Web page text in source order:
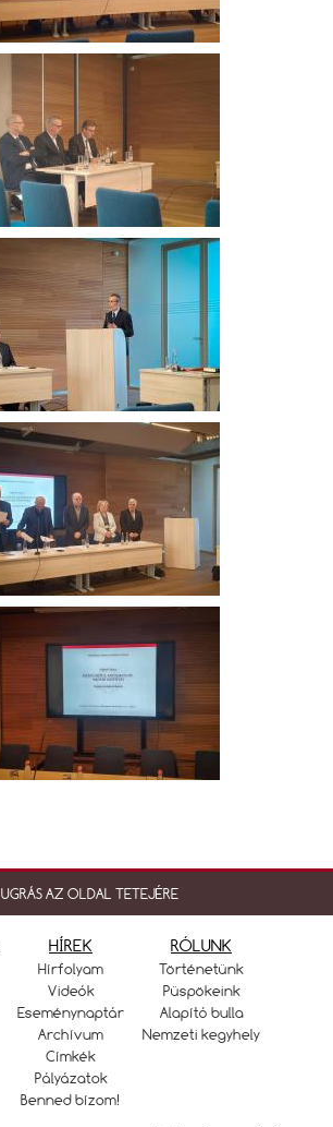
UGRÁS AZ OLDAL TETEJÉRE
HÍREK
Hírfolyam
Videók
Eseménynaptár
Archívum
Címkék
Pályázatok
Benned bízom!
RÓLUNK
Történetünk
Püspökeink
Alapító bulla
Nemzeti kegyhely